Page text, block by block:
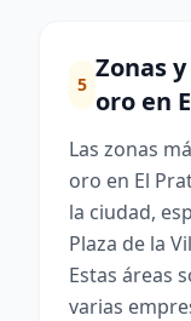
5
Zonas
oro en
Las zonas
oro en El
la ciudad,
Plaza de la
Estas áreas
varias